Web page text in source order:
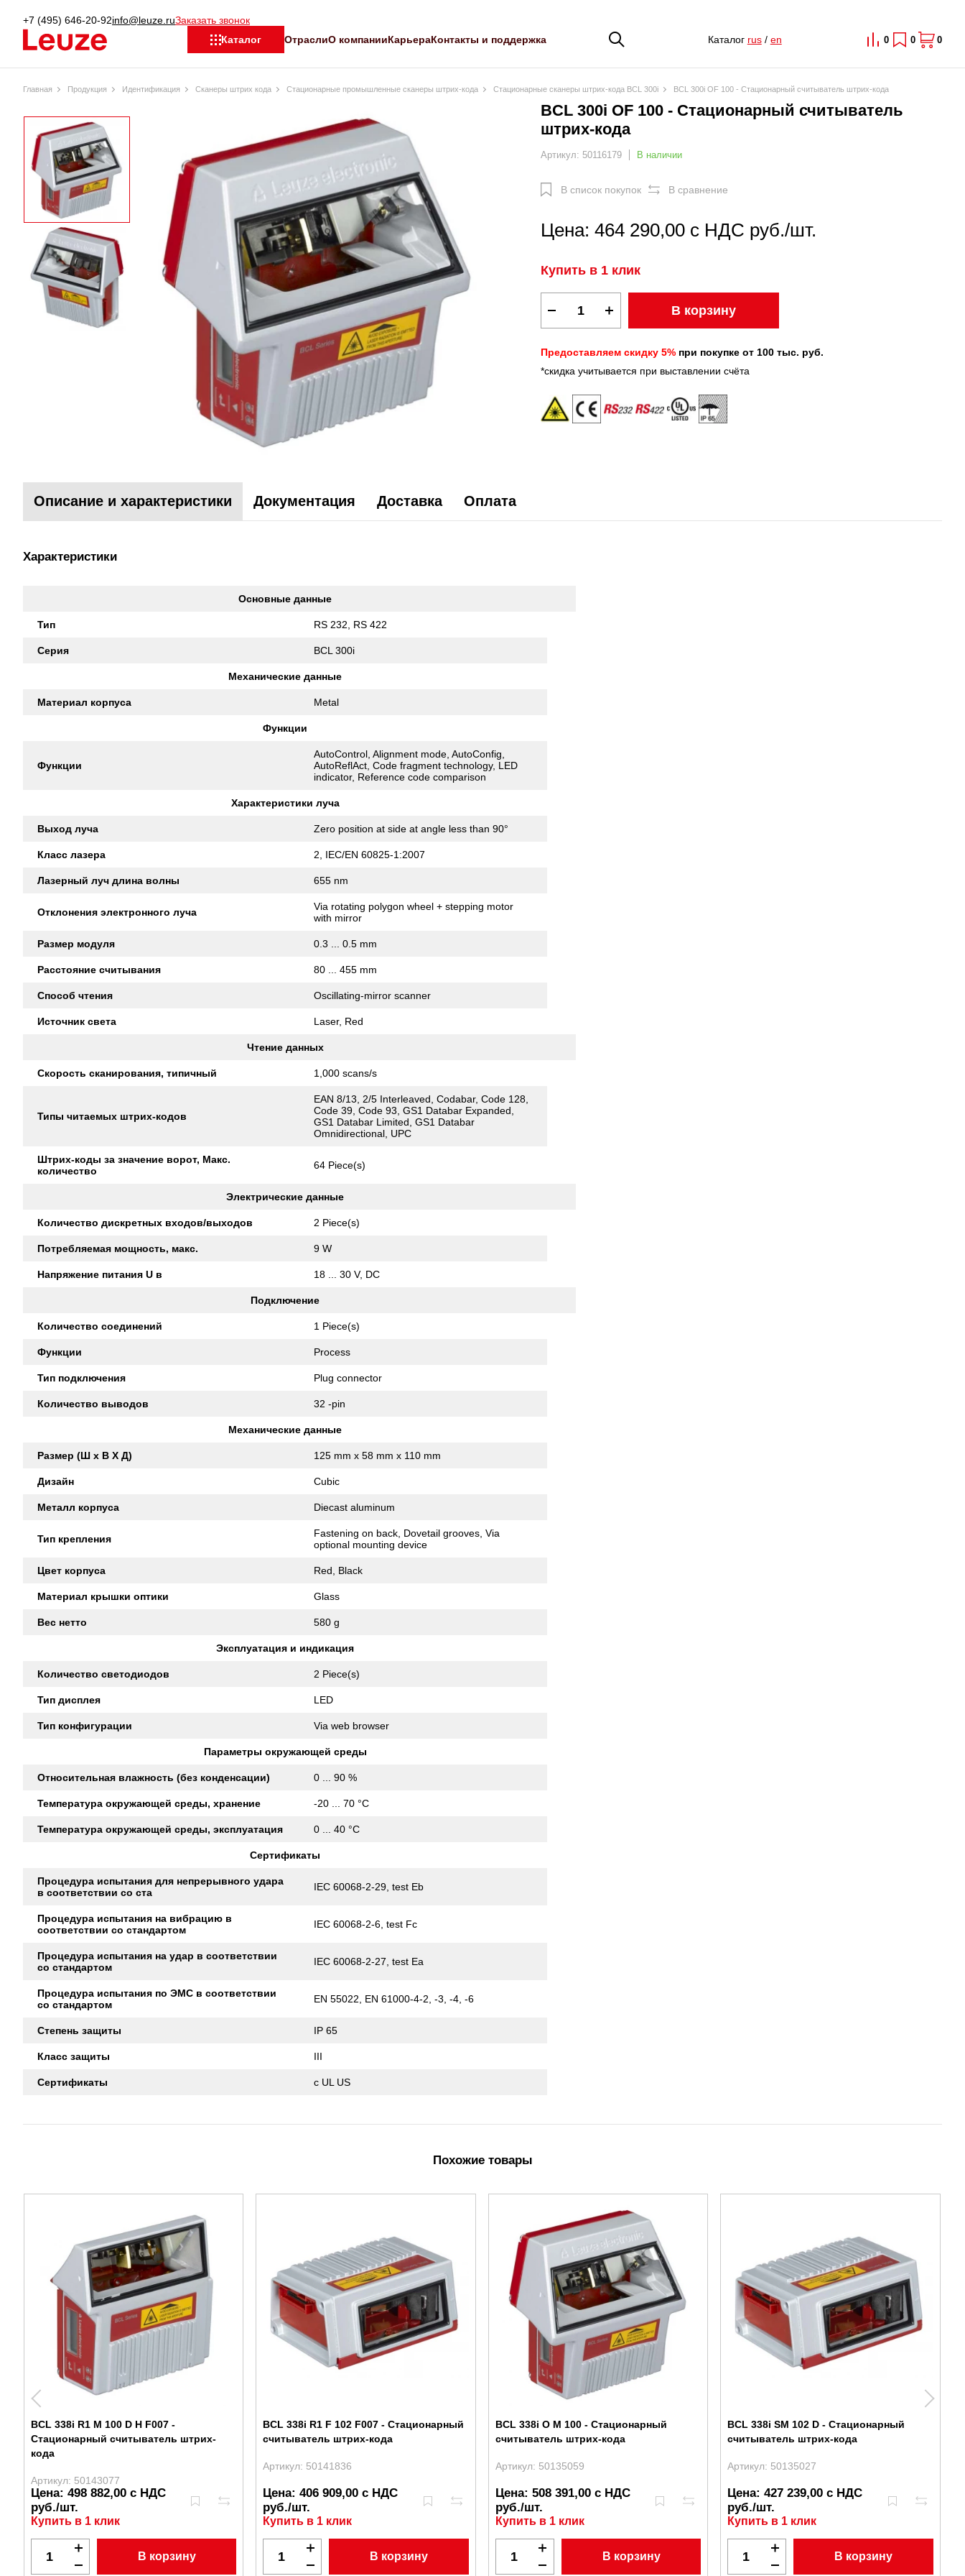
+7 (495) 646-20-92info@leuze.ruЗаказать звонок
Каталог
ОтраслиО компанииКарьераКонтакты и поддержка Каталог rus/ en 0 0 0
Главная Продукция Идентификация Сканеры штрих кода Стационарные промышленные сканеры штрих-кода Стационарные сканеры штрих-кода BCL 300i BCL 300i OF 100 - Стационарный считыватель штрих-кода
BCL 300i OF 100 - Стационарный считыватель
штрих-кода
Артикул: 50116179 В наличии
В список покупок В сравнение
Цена: 464 290,00 с НДС руб./шт.
Купить в 1 клик
В корзину
Предоставляем скидку 5%при покупке от 100 тыс. руб.
*скидка учитывается при выставлении счёта
Описание и характеристики Документация Доставка Оплата
Характеристики
Основные данные
Тип RS 232, RS 422
Серия BCL 300i
Механические данные
Материал корпуса Metal
Функции
Функции
AutoControl, Alignment mode, AutoConfig,
AutoReflAct, Code fragment technology, LED
indicator, Reference code comparison
Характеристики луча
Выход луча Zero position at side at angle less than 90°
Класс лазера 2, IEC/EN 60825-1:2007
Лазерный луч длина волны 655 nm
Отклонения электронного луча
Via rotating polygon wheel + stepping motor
with mirror
Размер модуля 0.3 ... 0.5 mm
Расстояние считывания 80 ... 455 mm
Способ чтения Oscillating-mirror scanner
Источник света Laser, Red
Чтение данных
Скорость сканирования, типичный 1,000 scans/s
Типы читаемых штрих-кодов
EAN 8/13, 2/5 Interleaved, Codabar, Code 128,
Code 39, Code 93, GS1 Databar Expanded,
GS1 Databar Limited, GS1 Databar
Omnidirectional, UPC
Штрих-коды за значение ворот, Макс.
количество
64 Piece(s)
Электрические данные
Количество дискретных входов/выходов 2 Piece(s)
Потребляемая мощность, макс. 9 W
Напряжение питания U в 18 ... 30 V, DC
Подключение
Количество соединений 1 Piece(s)
Функции Process
Тип подключения Plug connector
Количество выводов 32 -pin
Механические данные
Размер (Ш x В X Д) 125 mm x 58 mm x 110 mm
Дизайн Cubic
Металл корпуса Diecast aluminum
Тип крепления
Fastening on back, Dovetail grooves, Via
optional mounting device
Цвет корпуса Red, Black
Материал крышки оптики Glass
Вес нетто 580 g
Эксплуатация и индикация
Количество светодиодов 2 Piece(s)
Тип дисплея LED
Тип конфигурации Via web browser
Параметры окружающей среды
Относительная влажность (без конденсации) 0 ... 90 %
Температура окружающей среды, хранение -20 ... 70 °C
Температура окружающей среды, эксплуатация 0 ... 40 °C
Сертификаты
Процедура испытания для непрерывного удара
в соответствии со ста
IEC 60068-2-29, test Eb
Процедура испытания на вибрацию в
соответствии со стандартом
IEC 60068-2-6, test Fc
Процедура испытания на удар в соответствии
со стандартом
IEC 60068-2-27, test Ea
Процедура испытания по ЭМС в соответствии
со стандартом
EN 55022, EN 61000-4-2, -3, -4, -6
Степень защиты IP 65
Класс защиты III
Сертификаты c UL US
Похожие товары
BCL 338i R1 M 100 D H F007 -
Стационарный считыватель штрих-
кода
Артикул: 50143077
Цена: 498 882,00 с НДС
руб./шт.
Купить в 1 клик
В корзину
BCL 338i R1 F 102 F007 - Стационарный
считыватель штрих-кода
Артикул: 50141836
Цена: 406 909,00 с НДС
руб./шт.
Купить в 1 клик
В корзину
BCL 338i O M 100 - Стационарный
считыватель штрих-кода
Артикул: 50135059
Цена: 508 391,00 с НДС
руб./шт.
Купить в 1 клик
В корзину
BCL 338i SM 102 D - Стационарный
считыватель штрих-кода
Артикул: 50135027
Цена: 427 239,00 с НДС
руб./шт.
Купить в 1 клик
В корзину